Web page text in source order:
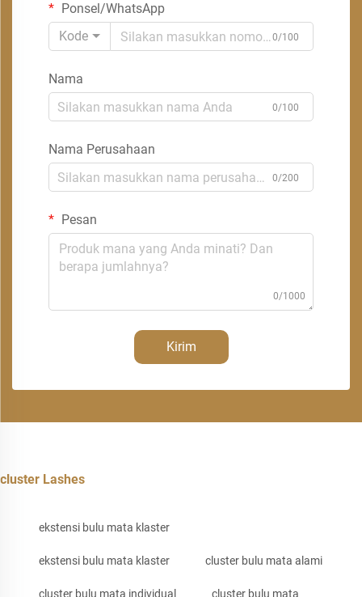
Ponsel/WhatsApp
Kode
0/100
Nama
0/100
Nama Perusahaan
0/200
Pesan
0/1000
Kirim
cluster Lashes
ekstensi bulu mata klaster
ekstensi bulu mata klaster cluster bulu mata alami
cluster bulu mata individual cluster bulu mata